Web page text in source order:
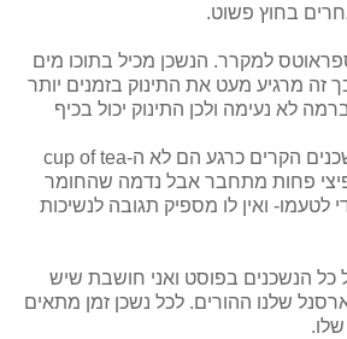
בחוץ פשוט.
למקרר. הנשכן מכיל בתוכו מים
זה מרגיע מעט את התינוק בזמנים יותר
לא נעימה ולכן התינוק יכול בכיף
אצלנו- באופן אישי- הנשכנים הקרים כרגע הם לא ה-cup of tea
פחות מתחבר אבל נדמה שהחומר
ואין לו מספיק תגובה לנשיכות
כל הנשכנים בפוסט ואני חושבת שיש
שלנו ההורים. לכל נשכן זמן מתאים